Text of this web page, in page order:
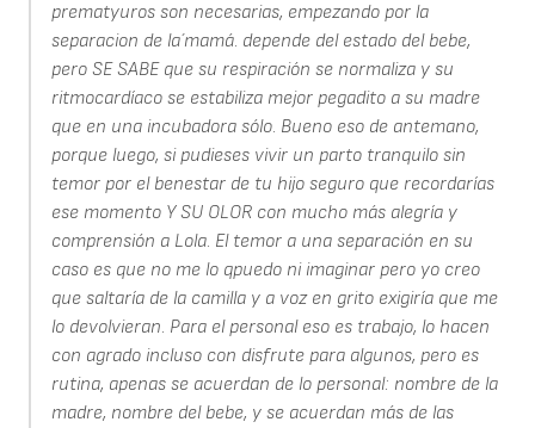
prematyuros son necesarias, empezando por la
separacion de la´mamá. depende del estado del bebe,
pero SE SABE que su respiración se normaliza y su
ritmocardíaco se estabiliza mejor pegadito a su madre
que en una incubadora sólo. Bueno eso de antemano,
porque luego, si pudieses vivir un parto tranquilo sin
temor por el benestar de tu hijo seguro que recordarías
ese momento Y SU OLOR con mucho más alegría y
comprensión a Lola. El temor a una separación en su
caso es que no me lo qpuedo ni imaginar pero yo creo
que saltaría de la camilla y a voz en grito exigiría que me
lo devolvieran. Para el personal eso es trabajo, lo hacen
con agrado incluso con disfrute para algunos, pero es
rutina, apenas se acuerdan de lo personal: nombre de la
madre, nombre del bebe, y se acuerdan más de las